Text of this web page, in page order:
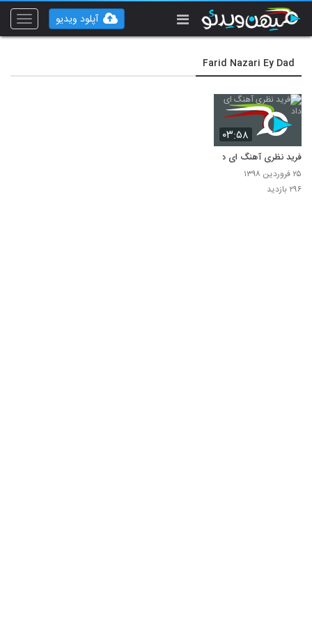
Toggle
آپلود ویدیو
Farid Nazari Ey Dad
۰۳:۵۸
فرید نظری آهنگ ای داد
۲۵ فروردین ۱۳۹۸
۲۹۶ بازدید